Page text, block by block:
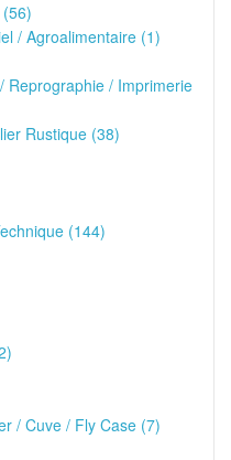
/ Agroalimentaire (1)
Reprographie / Imprimerie
Rustique (38)
(144)
/ Cuve / Fly Case (7)